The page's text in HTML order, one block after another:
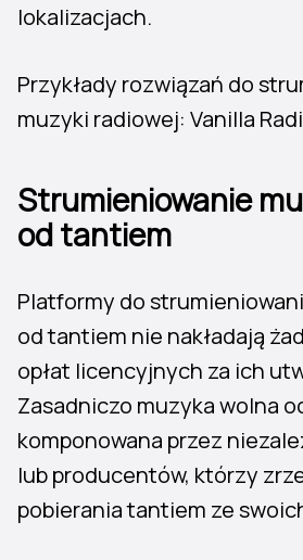
lokalizacjach.
Przykłady rozwiązań do
muzyki radiowej: Vanilla
Strumieniowanie
od tantiem
Platformy do
od tantiem nie nakładają
opłat licencyjnych za ich
Zasadniczo muzyka wolna
komponowana przez
lub producentów, którzy
pobierania tantiem ze